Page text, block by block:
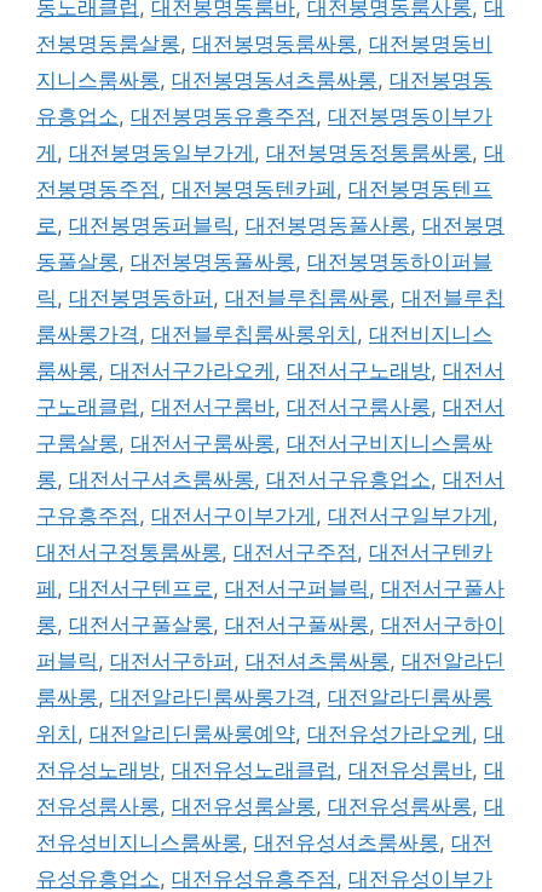
동노래클럽 , 대전봉명동룸바, 대전봉명동룸사롱, 대
전봉명동룸살롱, 대전봉명동룸싸롱, 대전봉명동비
지니스룸싸롱, 대전봉명동셔츠룸싸롱, 대전봉명동
유흥업소, 대전봉명동유흥주점 , 대전봉명동이부가
게 , 대전봉명동일부가게 , 대전봉명동정통룸싸롱, 대
전봉명동주점 , 대전봉명동텐카페 , 대전봉명동텐프
로 , 대전봉명동퍼블릭 , 대전봉명동풀사롱, 대전봉명
동풀살롱, 대전봉명동풀싸롱, 대전봉명동하이퍼블
릭 , 대전봉명동하퍼 , 대전블루칩룸싸롱, 대전블루칩
룸싸롱가격 , 대전블루칩룸싸롱위치 , 대전비지니스
룸싸롱, 대전서구가라오케 , 대전서구노래방, 대전서
구노래클럽 , 대전서구룸바, 대전서구룸사롱, 대전서
구룸살롱, 대전서구룸싸롱, 대전서구비지니스룸싸
롱, 대전서구셔츠룸싸롱, 대전서구유흥업소, 대전서
구유흥주점 , 대전서구이부가게 , 대전서구일부가게 ,
대전서구정통룸싸롱, 대전서구주점 , 대전서구텐카
페 , 대전서구텐프로 , 대전서구퍼블릭 , 대전서구풀사
롱, 대전서구풀살롱, 대전서구풀싸롱, 대전서구하이
퍼블릭 , 대전서구하퍼 , 대전셔츠룸싸롱, 대전알라딘
룸싸롱, 대전알라딘룸싸롱가격 , 대전알라딘룸싸롱
위치 , 대전알리딘룸싸롱예약, 대전유성가라오케 , 대
전유성노래방, 대전유성노래클럽 , 대전유성룸바, 대
전유성룸사롱, 대전유성룸살롱, 대전유성룸싸롱, 대
전유성비지니스룸싸롱, 대전유성셔츠룸싸롱, 대전
유성유흥업소, 대전유성유흥주점 , 대전유성이부가